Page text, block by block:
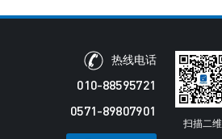
热线电话
010-88595721
0571-89807901
扫描二